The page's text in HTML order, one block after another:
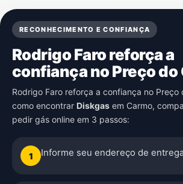
RECONHECIMENTO E CONFIANÇA
Rodrigo Faro reforça a
confiança no Preço do
Rodrigo Faro reforça a confiança no Preço
como encontrar Diskgas em Carmo,
pedir gás online em 3 passos:
1 Informe seu endereço de